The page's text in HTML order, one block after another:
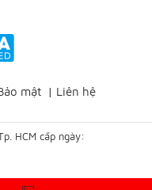
mật | Liên hệ
HCM cấp ngày: